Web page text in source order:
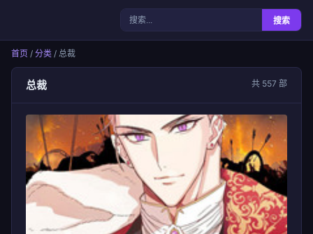
搜索
首页 / 分类 / 总裁
总裁 共 557 部